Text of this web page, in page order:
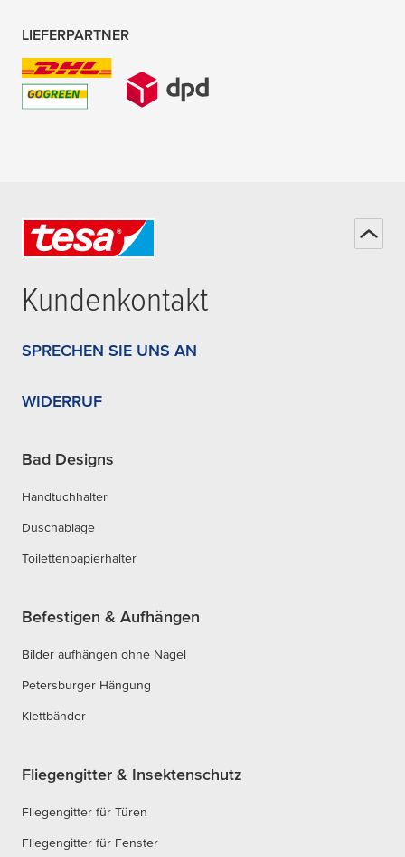
LIEFERPARTNER
Kundenkontakt
SPRECHEN SIE UNS AN
WIDERRUF
Bad Designs
Handtuchhalter
Duschablage
Toilettenpapierhalter
Befestigen & Aufhängen
Bilder aufhängen ohne Nagel
Petersburger Hängung
Klettbänder
Fliegengitter & Insektenschutz
Fliegengitter für Türen
Fliegengitter für Fenster